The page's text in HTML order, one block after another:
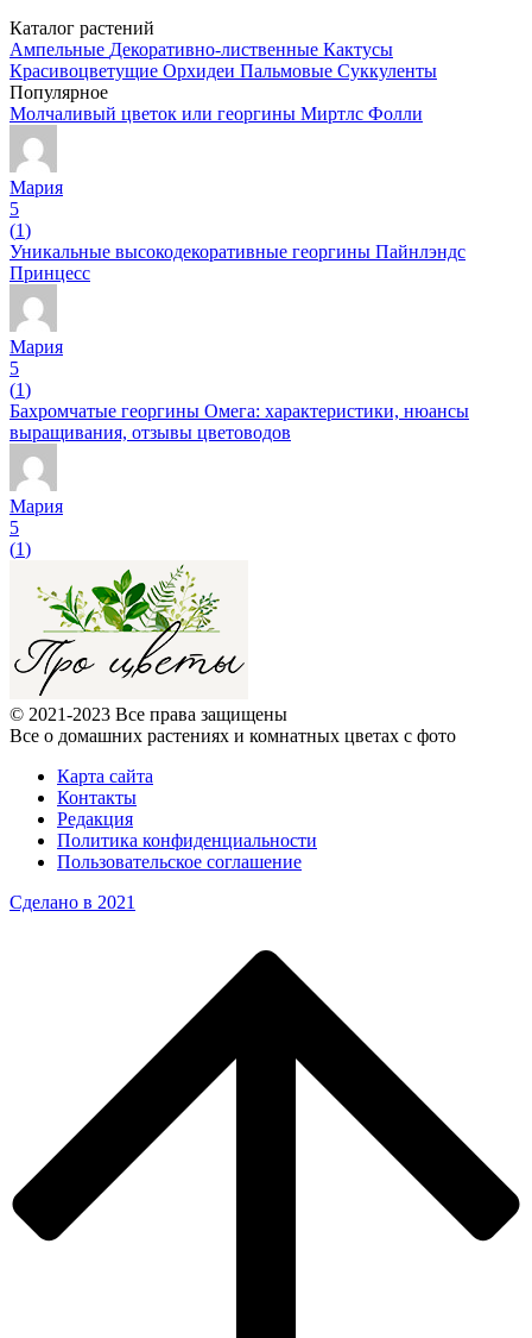
Каталог растений
Ампельные Декоративно-лиственные Кактусы
Красивоцветущие Орхидеи Пальмовые Суккуленты
Популярное
Молчаливый цветок или георгины Миртлс Фолли
Мария
5
(1)
Уникальные высокодекоративные георгины Пайнлэндс
Принцесс
Мария
5
(1)
Бахромчатые георгины Омега: характеристики, нюансы
выращивания, отзывы цветоводов
Мария
5
(1)
© 2021-2023 Все права защищены
Все о домашних растениях и комнатных цветах с фото
Карта сайта
Контакты
Редакция
Политика конфиденциальности
Пользовательское соглашение
Сделано в 2021